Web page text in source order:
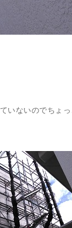
いないのでちょ